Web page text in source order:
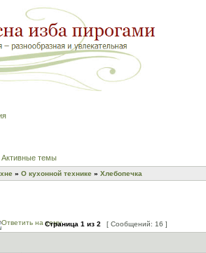
Активные темы
» О кухонной технике » Хлебопечка
Страница 1 из 2 [ Сообщений: 16 ]